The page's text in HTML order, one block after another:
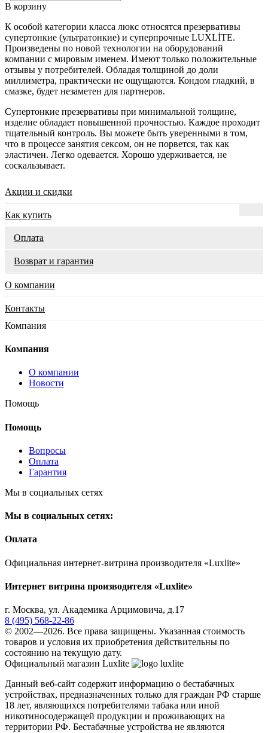
В корзину
К особой категории класса люкс относятся презервативы
супертонкие (ультратонкие) и суперпрочные LUXLİTE.
Произведены по новой технологии на оборудований
компании с мировым именем. Имеют только положительные
отзывы у потребителей. Обладая толщиной до доли
миллиметра, практически не ощущаются. Кондом гладкий, в
смазке, будет незаметен для партнеров.
Супертонкие презервативы при минимальной толщине,
изделие обладает повышенной прочностью. Каждое проходит
тщательный контроль. Вы можете быть уверенными в том,
что в процессе занятия сексом, он не порвется, так как
эластичен. Легко одевается. Хорошо удерживается, не
соскальзывает.
Акции и скидки
Как купить
Оплата
Возврат и гарантия
О компании
Контакты
Компания
Компания
О компании
Новости
Помощь
Помощь
Вопросы
Оплата
Гарантия
Мы в социальных сетях
Мы в социальных сетях:
Оплата
Официальная интернет-витрина производителя «Luxlite»
Интернет витрина производителя «Luxlite»
г. Москва, ул. Академика Арцимовича, д.17
8 (495) 568-22-86
© 2002—2026. Все права защищены. Указанная стоимость
товаров и условия их приобретения действительны по
состоянию на текущую дату.
Официальный магазин Luxlite
Данный веб-сайт содержит информацию о бестабачных
устройствах, предназначенных только для граждан РФ старше
18 лет, являющихся потребителями табака или иной
никотиносодержащей продукции и проживающих на
территории РФ. Бестабачные устройства не являются